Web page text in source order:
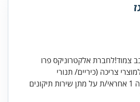
צמוד!לחברת אלקטרוניקס פרו
צריכה (כיריים/ תנורי
אפיה)טכנאי/ת גז רמה 1 אחראי/ת על מתן שירות תיקונים